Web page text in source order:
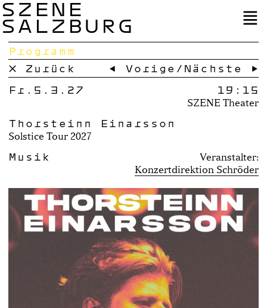
SZENE
SALZBURG
Programm
× Zurück
← Vorige / Nächste →
Fr.5.3.27
19:15
SZENE Theater
Thorsteinn Einarsson
Solstice Tour 2027
Musik
Veranstalter:
Konzertdirektion Schröder